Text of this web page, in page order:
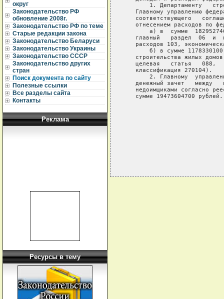
округ
Законодательство РФ
обновление 2008г.
Законодательство РФ по теме
Старые редакции закона
Законодательство Беларуси
Законодательство Украины
Законодательство СССР
Законодательство других
стран
Поиск документа по сайту
Полезные ссылки
Все разделы сайта
Контакты
Реклама
Ресурсы в тему
1. Департаменту
Главному управлению
соответствующего
отнесением расходов по
а) в  сумме
главный   раздел  06  и
расходов 103,
б) в сумме
строительства жилых
целевая   статья   088,
   классификация 270104).
2. Главному
денежный зачет   между
недоимщиками согласно
   сумме 19473604700 рублей.